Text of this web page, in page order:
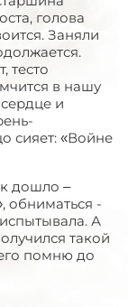
голова
Заняли
тесто
в нашу
и
сияет: «Войне
дошло –
обниматься -
А
такой
помню до